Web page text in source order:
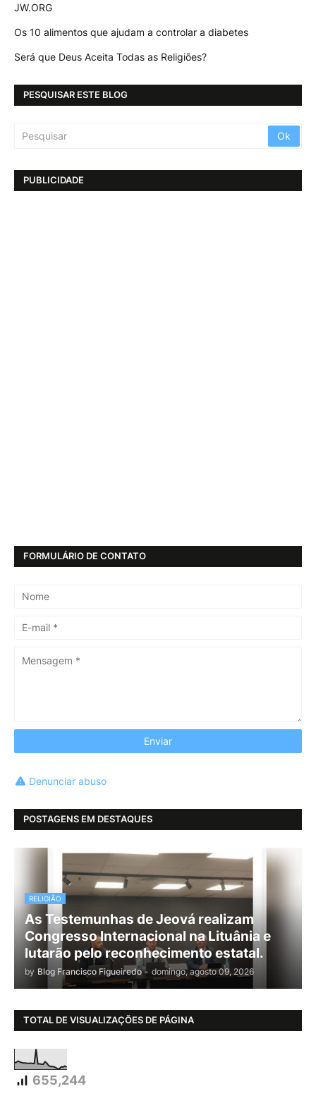
JW.ORG
Os 10 alimentos que ajudam a controlar a diabetes
Será que Deus Aceita Todas as Religiões?
PESQUISAR ESTE BLOG
PUBLICIDADE
FORMULÁRIO DE CONTATO
Denunciar abuso
POSTAGENS EM DESTAQUES
RELIGIÃO
As Testemunhas de Jeová realizam
Congresso Internacional na Lituânia e
lutarão pelo reconhecimento estatal.
by Blog Francisco Figueiredo - domingo, agosto 09, 2026
TOTAL DE VISUALIZAÇÕES DE PÁGINA
655,244